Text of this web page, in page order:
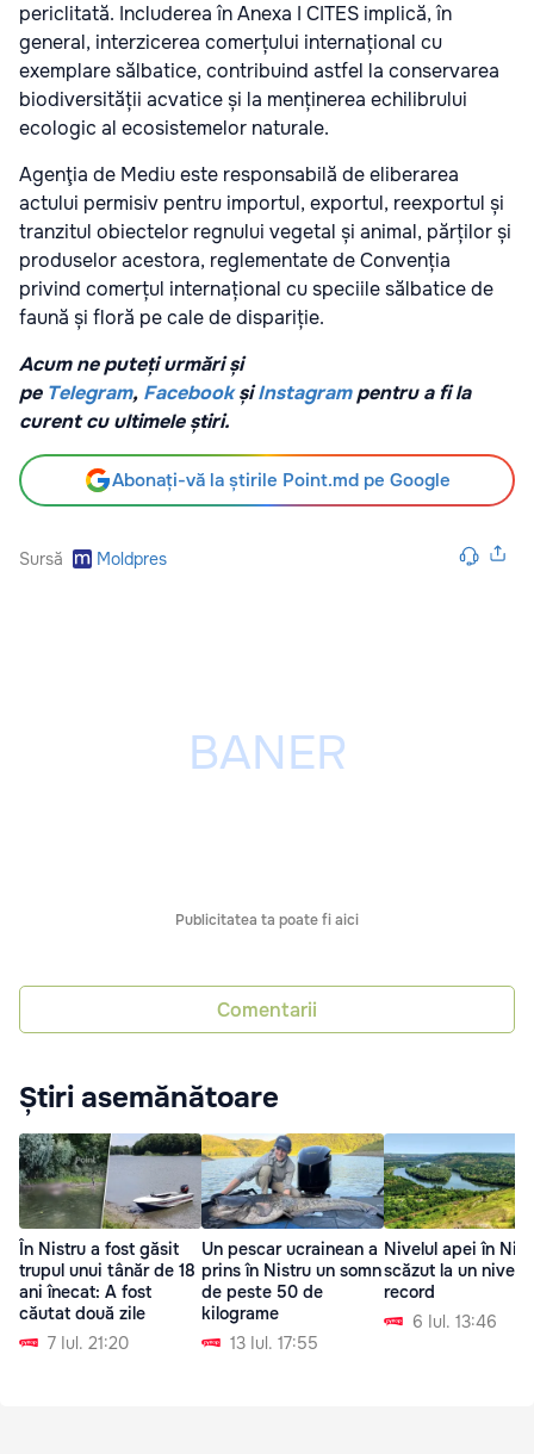
periclitată. Includerea în Anexa I CITES implică, în
general, interzicerea comerțului internațional cu
exemplare sălbatice, contribuind astfel la conservarea
biodiversității acvatice și la menținerea echilibrului
ecologic al ecosistemelor naturale.
Agenţia de Mediu este responsabilă de eliberarea
actului permisiv pentru importul, exportul, reexportul și
tranzitul obiectelor regnului vegetal și animal, părților și
produselor acestora, reglementate de Convenția
privind comerțul internațional cu speciile sălbatice de
faună și floră pe cale de dispariție.
Acum ne puteți urmări și
pe Telegram, FacebookșiInstagrampentru a fi la
curent cu ultimele știri.
Abonați-vă la știrile Point.md pe Google
Sursă Moldpres
Publicitatea ta poate fi aici
Comentarii
Știri asemănătoare
În Nistru a fost găsit
trupul unui tânăr de 18
ani înecat: A fost
căutat două zile
7 Iul. 21:20
Un pescar ucrainean a
prins în Nistru un somn
de peste 50 de
kilograme
13 Iul. 17:55
Nivelul apei în
scăzut la un nivel
record
6 Iul. 13:46